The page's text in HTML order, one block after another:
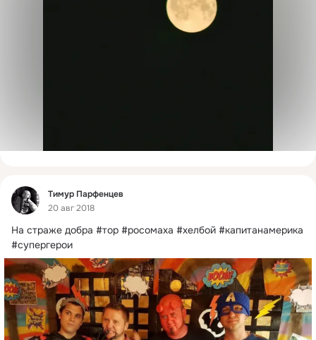
Фид
Тимур Парфенцев
20 авг 2018
На страже добра #тор #росомаха #хелбой #капитанамерика
#супергерои